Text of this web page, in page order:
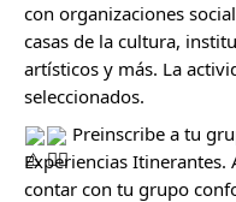
con organizaciones
casas de la cultura,
artísticos y más. La
seleccionados.
Preinscribe a tu
Experiencias
contar con tu grupo